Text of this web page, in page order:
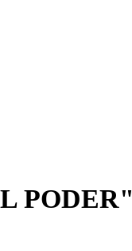
PODER"